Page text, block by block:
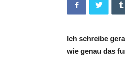
Ich schreibe
wie genau das